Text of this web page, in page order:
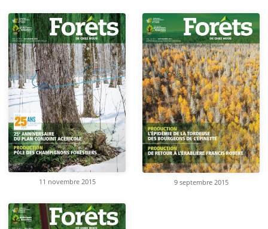
11 novembre 2015 9 septembre 2015